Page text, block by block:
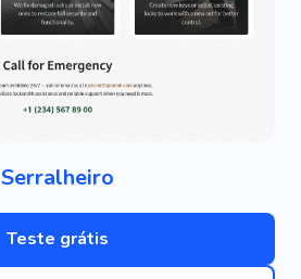
Serralheiro
Teste grátis